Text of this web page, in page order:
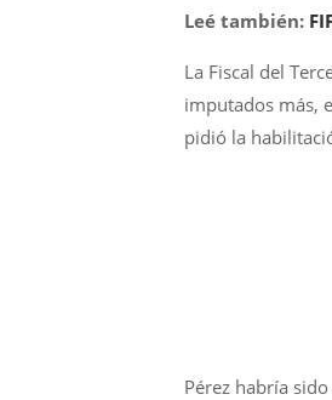
Leé también:
La Fiscal del
imputados más,
pidió la
Pérez habría